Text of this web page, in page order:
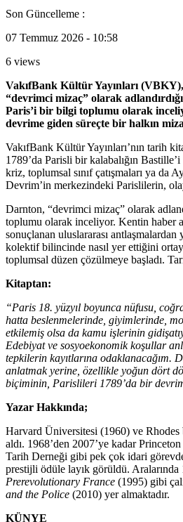
Son Güncelleme :
07 Temmuz 2026 - 10:58
6 views
VakıfBank Kültür Yayınları
“devrimci mizaç” olarak
Paris’i bir bilgi toplumu olarak
devrime giden süreçte bir halkın
VakıfBank Kültür Yayınları’nın tarih
1789’da Parisli bir kalabalığın
kriz, toplumsal sınıf çatışmaları ya
Devrim’in merkezindeki Parislilerin,
Darnton, “devrimci mizaç” olarak
toplumu olarak inceliyor. Kentin haber
sonuçlanan uluslararası
kolektif bilincinde nasıl yer ettiğini
toplumsal düzen çözülmeye başladı.
Kitaptan:
“Paris 18. yüzyıl boyunca nüfusu,
hatta beslenmelerinde, giyim­lerinde,
etkilemiş olsa da kamu işlerinin
Edebiyat ve sosyoeko­nomik koşullar
tepkilerin kayıtlarına odaklanacağım.
anlatmak yerine, özellikle yoğun dört
biçiminin, Parislileri 1789’da bir
Yazar Hakkında;
Harvard Üniversitesi (1960) ve Rhodes
aldı. 1968’den 2007’ye kadar
Tarih Derneği gibi pek çok idari
prestijli ödüle layık görüldü.
Prerevolutionary France (1995) gibi
and the Police (2010) yer almaktadır.
KÜNYE